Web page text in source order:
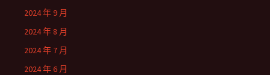
2024 年 9 月
2024 年 8 月
2024 年 7 月
2024 年 6 月